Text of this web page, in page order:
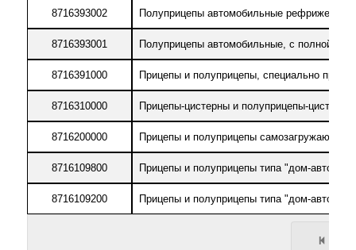
8716393002 Полуприцепы автомобильные
8716393001 Полуприцепы автомобильные, с полной
8716391000 Прицепы и полуприцепы, специально
8716310000 Прицепы-цистерны и полуприцепы-цистерны
8716200000 Прицепы и полуприцепы
8716109800 Прицепы и полуприцепы типа "дом-
8716109200 Прицепы и полуприцепы типа "дом-